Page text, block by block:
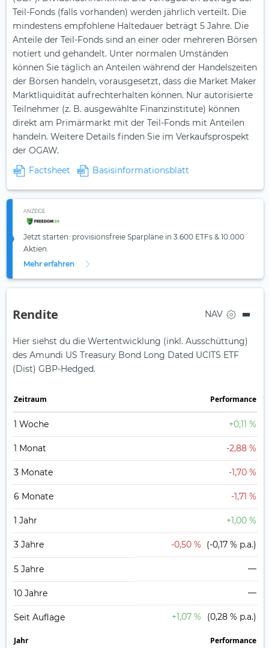
Teil-Fonds (falls vorhanden) werden jährlich verteilt. Die
mindestens empfohlene Haltedauer beträgt 5 Jahre. Die
Anteile der Teil-Fonds sind an einer oder mehreren Börsen
notiert und gehandelt. Unter normalen Umständen
können Sie täglich an Anteilen während der Handelszeiten
der Börsen handeln, vorausgesetzt, dass die Market Maker
Marktliquidität aufrechterhalten können. Nur autorisierte
Teilnehmer (z. B. ausgewählte Finanzinstitute) können
direkt am Primärmarkt mit der Teil-Fonds mit Anteilen
handeln. Weitere Details finden Sie im Verkaufsprospekt
der OGAW.
Factsheet
Basisinformationsblatt
ANZEIGE
Jetzt starten: provisionsfreie Sparpläne in 3.600 ETFs & 10.000
Aktien.
Mehr erfahren
Rendite NAV
Hier siehst du die Wertentwicklung (inkl. Ausschüttung)
des Amundi US Treasury Bond Long Dated UCITS ETF
(Dist) GBP-Hedged.
Zeit­raum Perfor­mance
1 Woche +0,11 %
1 Monat -2,88 %
3 Monate -1,70 %
6 Monate -1,71 %
1 Jahr +1,00 %
3 Jahre -0,50 % (-0,17 % p.a.)
5 Jahre —
10 Jahre —
Seit Auflage +1,07 % (0,28 % p.a.)
Jahr Perfor­mance